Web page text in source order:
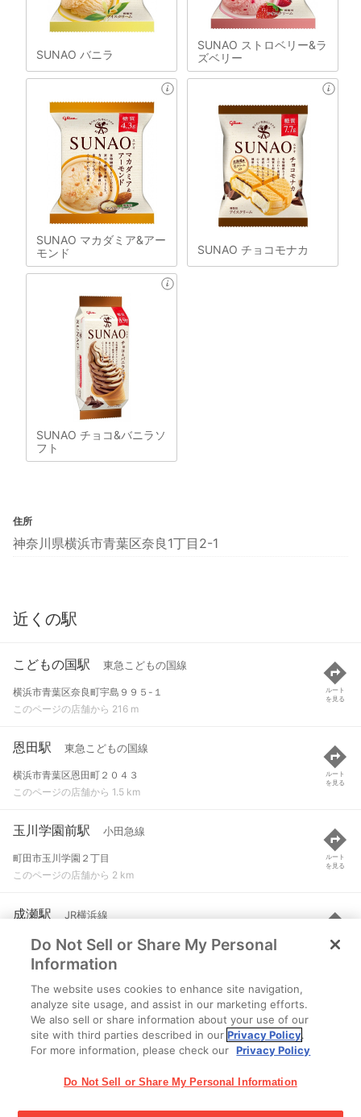
SUNAO バニラ
SUNAO ストロベリー&ラ
ズベリー
SUNAO マカダミア&アー
モンド
SUNAO チョコモナカ
SUNAO チョコ&バニラソ
フト
住所
神奈川県横浜市青葉区奈良1丁目2-1
近くの駅
こどもの国駅 東急こどもの国線
横浜市青葉区奈良町宇島９９５-１
このページの店舗から 216 m
ルート
を見る
恩田駅 東急こどもの国線
横浜市青葉区恩田町２０４３
このページの店舗から 1.5 km
ルート
を見る
玉川学園前駅 小田急線
町田市玉川学園２丁目
このページの店舗から 2 km
ルート
を見る
成瀬駅 JR横浜線
町田市南成瀬１丁目
このページの店舗から 2.6 km
ルート
を見る
鶴川駅 小田急線
町田市能ケ谷町
このページの店舗から 2.9 km
Do Not Sell or Share My Personal
Information
The website uses cookies to enhance site navigation,
analyze site usage, and assist in our marketing efforts.
We also sell or share information about your use of our
site with third parties described in ourPrivacy Policy.
For more information, please check our Privacy Policy
Do Not Sell or Share My Personal Information